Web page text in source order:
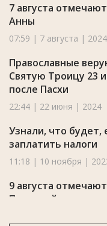
7 августа
Анны
07:59 | 7 августа | 2024
Православные
Святую Троицу 23
после Пасхи
22:44 | 22 июня | 2024
Узнали, что будет,
заплатить налоги
11:18 | 10 ноября |
9 августа
Пантелеймона